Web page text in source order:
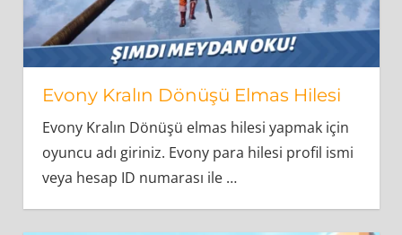
Evony Kralın Dönüşü Elmas Hilesi
Evony Kralın Dönüşü elmas hilesi yapmak için
oyuncu adı giriniz. Evony para hilesi profil ismi
veya hesap ID numarası ile …